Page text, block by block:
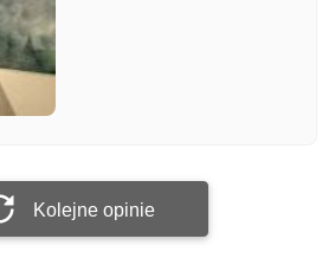
Kolejne opinie